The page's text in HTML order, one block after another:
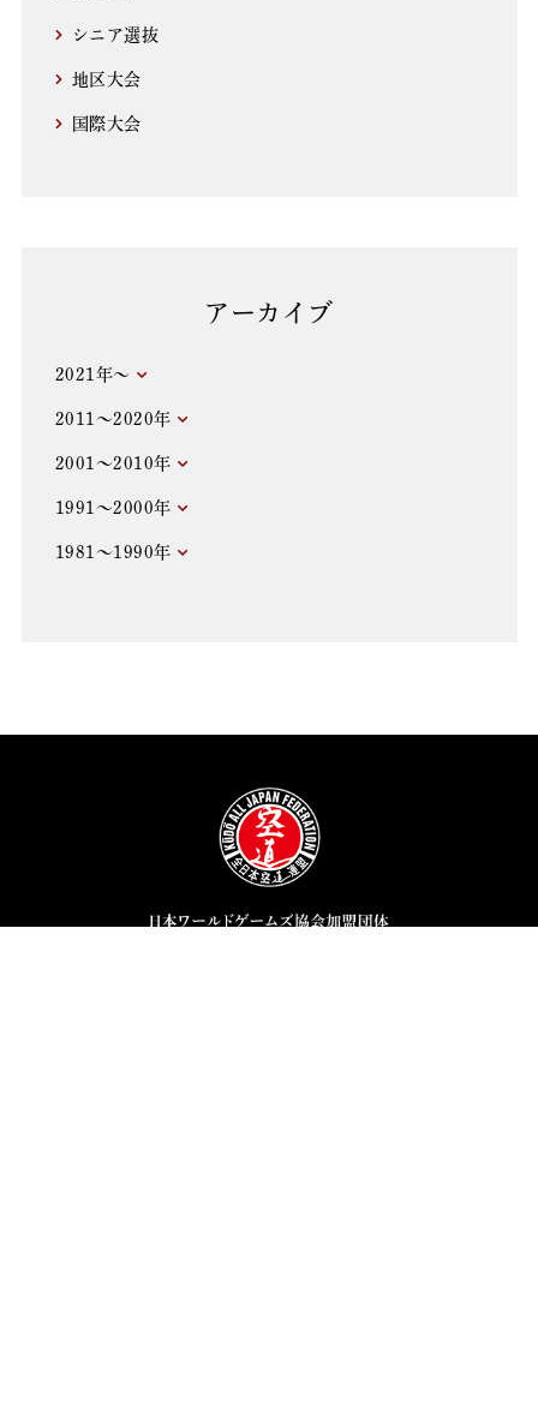
シニア選抜
地区大会
国際大会
アーカイブ
2021年～
2011～2020年
2001～2010年
1991～2000年
1981～1990年